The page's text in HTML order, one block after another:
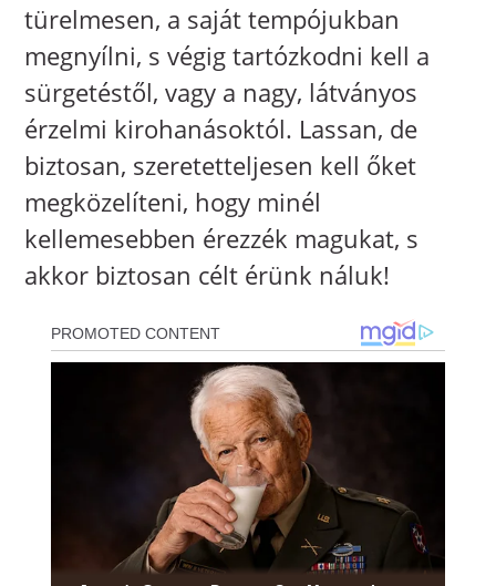
türelmesen, a saját tempójukban
megnyílni, s végig tartózkodni kell a
sürgetéstől, vagy a nagy, látványos
érzelmi kirohanásoktól. Lassan, de
biztosan, szeretetteljesen kell őket
megközelíteni, hogy minél
kellemesebben érezzék magukat, s
akkor biztosan célt érünk náluk!